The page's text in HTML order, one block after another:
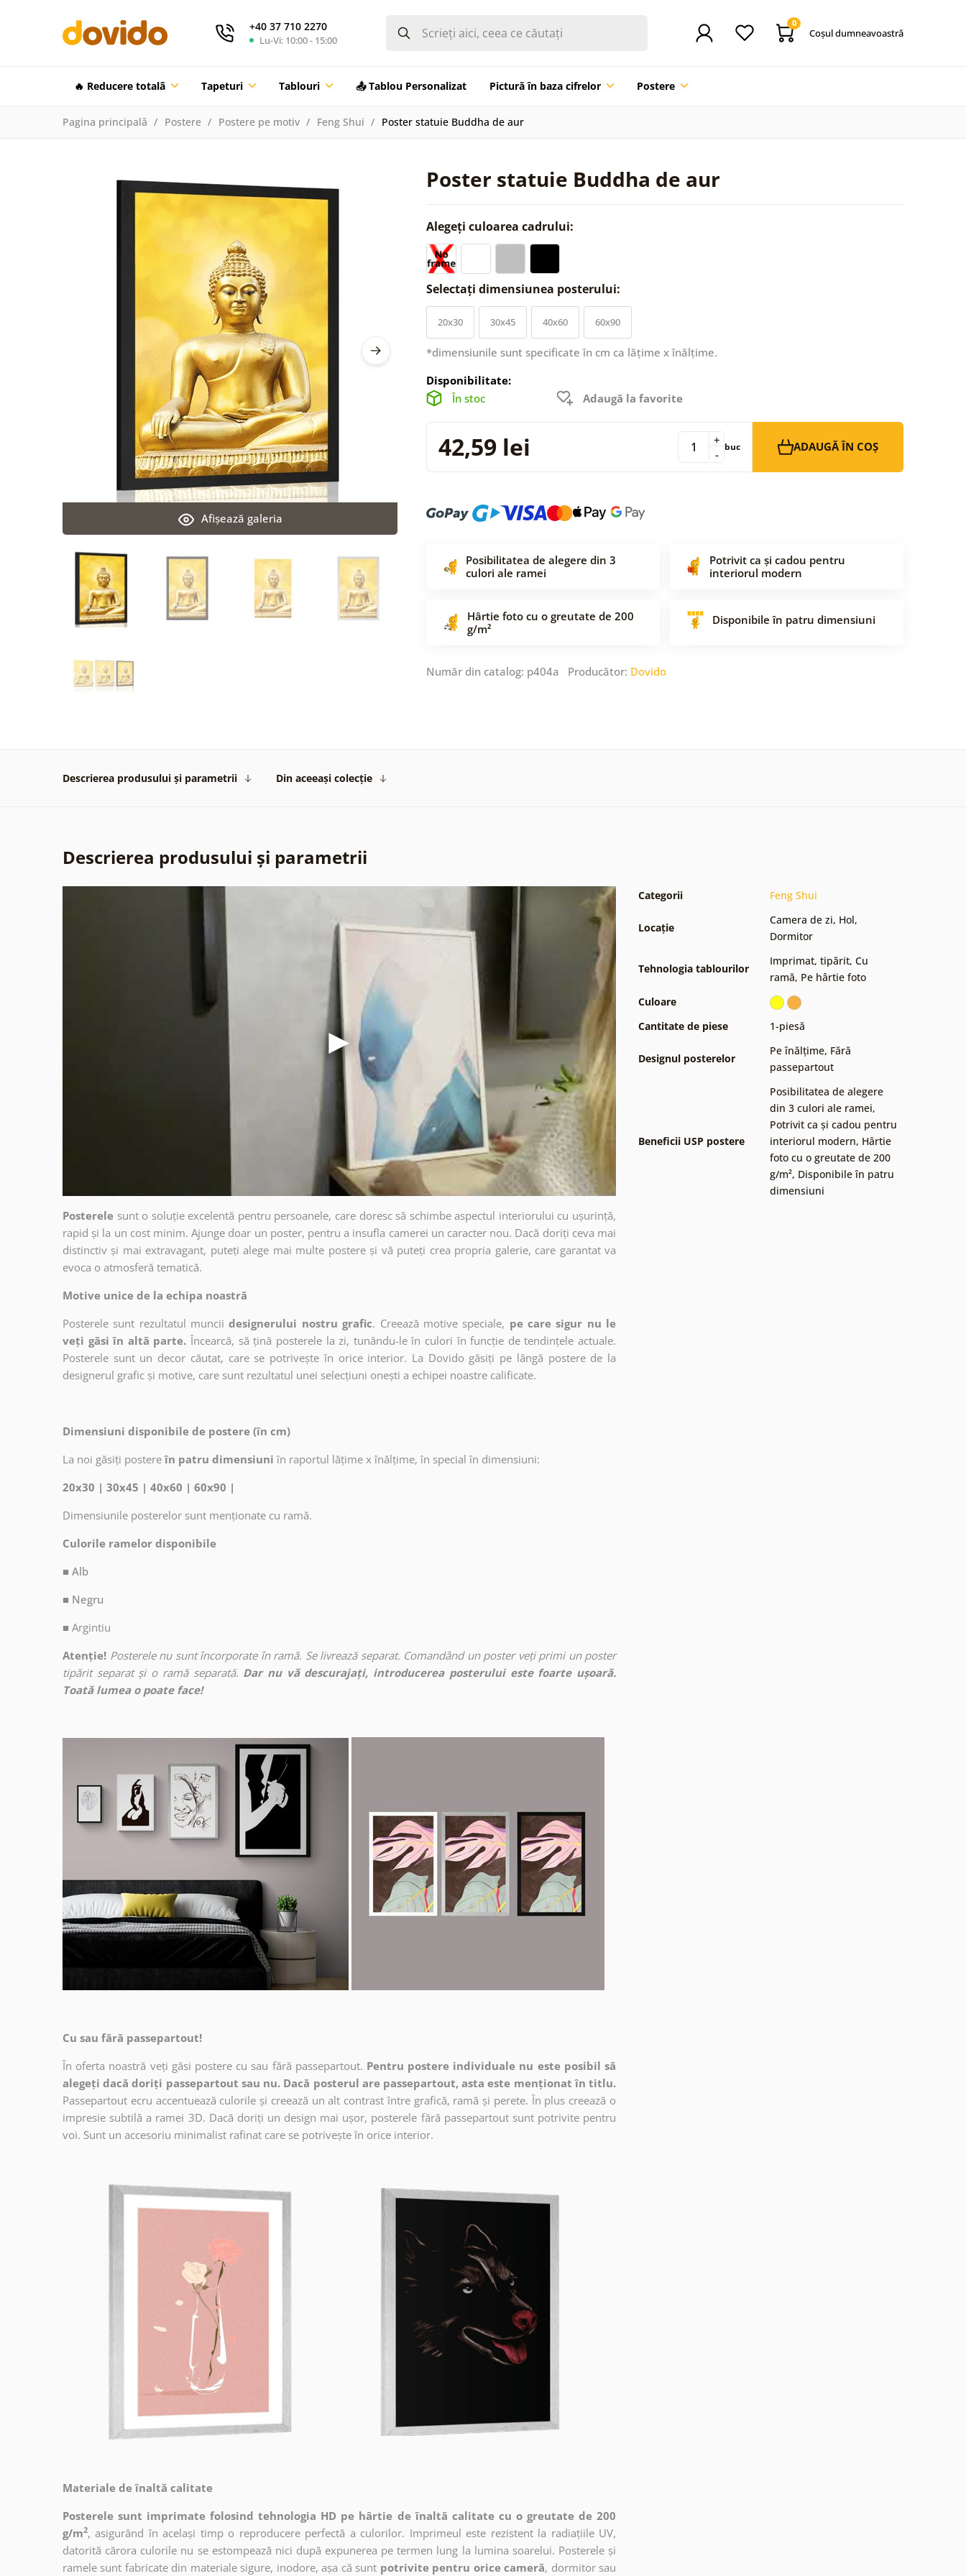
+40 37 710 2270
Lu-Vi: 10:00 - 15:00
0
Coşul dumneavoastră
🔥 Reducere totalã Tapeturi Tablouri 📤 Tablou Personalizat Pictură în baza cifrelor Postere
Pagina principală Postere Postere pe motiv Feng Shui Poster statuie Buddha de aur
Poster statuie Buddha de aur
Afişează galeria
Alegeți culoarea cadrului:
Selectați dimensiunea posterului:
20x30 30x45 40x60 60x90
*dimensiunile sunt specificate în cm ca lățime x înălțime.
Disponibilitate:
În stoc
Adaugă la favorite
42,59 lei -
+ buc ADAUGĂ ÎN COȘ
Posibilitatea de alegere din 3
culori ale ramei
Potrivit ca și cadou pentru
interiorul modern
Hârtie foto cu o greutate de 200
g/m²
Disponibile în patru dimensiuni
Număr din catalog: p404a Producător: Dovido
Descrierea produsului și parametrii Din aceeași colecție
Descrierea produsului și parametrii
Posterele sunt o soluție excelentă pentru persoanele, care doresc să schimbe aspectul interiorului cu ușurință,
rapid și la un cost minim. Ajunge doar un poster, pentru a insufla camerei un caracter nou. Dacă doriți ceva mai
distinctiv și mai extravagant, puteți alege mai multe postere și vă puteți crea propria galerie, care garantat va
evoca o atmosferă tematică.
Motive unice de la echipa noastră
Posterele sunt rezultatul muncii designerului nostru grafic. Creează motive speciale, pe care sigur nu le
veți găsi în altă parte. Încearcă, să țină posterele la zi, tunându-le în culori în funcție de tendințele actuale.
Posterele sunt un decor căutat, care se potrivește în orice interior. La Dovido găsiți pe lângă postere de la
designerul grafic și motive, care sunt rezultatul unei selecțiuni onești a echipei noastre calificate.
Dimensiuni disponibile de postere (în cm)
La noi găsiți postere în patru dimensiuni în raportul lățime x înălțime, în special în dimensiuni:
20x30 | 30x45 | 40x60 | 60x90 |
Dimensiunile posterelor sunt menționate cu ramă.
Culorile ramelor disponibile
■ Alb
■ Negru
■ Argintiu
Atenție! Posterele nu sunt încorporate în ramă. Se livrează separat. Comandând un poster veți primi un poster
tipărit separat și o ramă separată. Dar nu vă descurajați, introducerea posterului este foarte ușoară.
Toată lumea o poate face!
Cu sau fără passepartout!
În oferta noastră veți găsi postere cu sau fără passepartout. Pentru postere individuale nu este posibil să
alegeți dacă doriți passepartout sau nu. Dacă posterul are passepartout, asta este menționat în titlu.
Passepartout ecru accentuează culorile și creează un alt contrast între grafică, ramă și perete. În plus creează o
impresie subtilă a ramei 3D. Dacă doriți un design mai ușor, posterele fără passepartout sunt potrivite pentru
voi. Sunt un accesoriu minimalist rafinat care se potrivește în orice interior.
Materiale de înaltă calitate
Posterele sunt imprimate folosind tehnologia HD pe hârtie de înaltă calitate cu o greutate de 200
g/m2, asigurând în același timp o reproducere perfectă a culorilor. Imprimeul este rezistent la radiațiile UV,
datorită cărora culorile nu se estompează nici după expunerea pe termen lung la lumina soarelui. Posterele și
ramele sunt fabricate din materiale sigure, inodore, așa că sunt potrivite pentru orice cameră, dormitor sau
Categorii Feng Shui
Locație
Camera de zi, Hol,
Dormitor
Tehnologia tablourilor
Imprimat, tipărit, Cu
ramă, Pe hârtie foto
Culoare
Cantitate de piese
1-piesă
Designul posterelor
Pe înălțime, Fără
passepartout
Beneficii USP postere
Posibilitatea de alegere
din 3 culori ale ramei,
Potrivit ca și cadou pentru
interiorul modern, Hârtie
foto cu o greutate de 200
g/m², Disponibile în patru
dimensiuni